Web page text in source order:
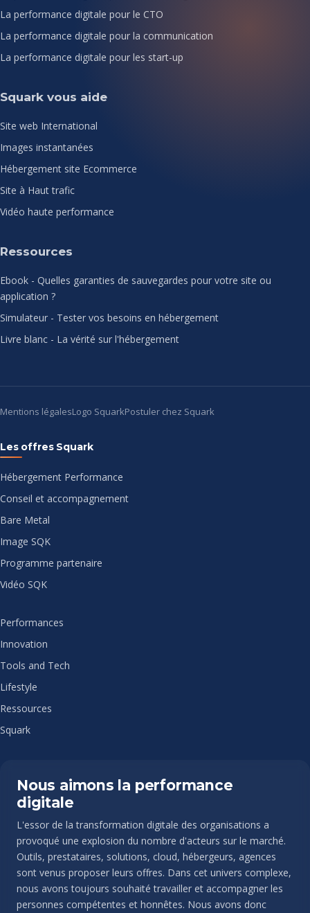
La performance digitale pour le CTO
La performance digitale pour la communication
La performance digitale pour les start-up
Squark vous aide
Site web International
Images instantanées
Hébergement site Ecommerce
Site à Haut trafic
Vidéo haute performance
Ressources
Ebook - Quelles garanties de sauvegardes pour votre site ou
application ?
Simulateur - Tester vos besoins en hébergement
Livre blanc - La vérité sur l'hébergement
Mentions légalesLogo SquarkPostuler chez Squark
Les offres Squark
Hébergement Performance
Conseil et accompagnement
Bare Metal
Image SQK
Programme partenaire
Vidéo SQK
Performances
Innovation
Tools and Tech
Lifestyle
Ressources
Squark
Nous aimons la performance
digitale
L'essor de la transformation digitale des organisations a
provoqué une explosion du nombre d'acteurs sur le marché.
Outils, prestataires, solutions, cloud, hébergeurs, agences
sont venus proposer leurs offres. Dans cet univers complexe,
nous avons toujours souhaité travailler et accompagner les
personnes compétentes et honnêtes. Nous avons donc